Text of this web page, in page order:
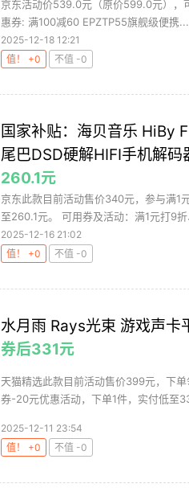
京东活动价539.0元（原价599.0元），
惠券: 满100减60 EPZTP55旗舰级便携...
2025-12-18 12:21
值！ +0
不值 -0
国家补贴：海贝音乐 HiBy
尾巴DSD硬解HIFI手机解码
260.1元
京东此款目前活动售价340元，参与满1
至260.1元。 可用券及活动：满1元打9
2025-12-16 21:02
值！ +0
不值 -0
水月雨 Rays光束 游戏声卡
券后331元
天猫精选此款目前活动售价399元，下
券-20元优惠活动，下单1件，实付低至
2025-12-11 23:54
值！ +0
不值 -0